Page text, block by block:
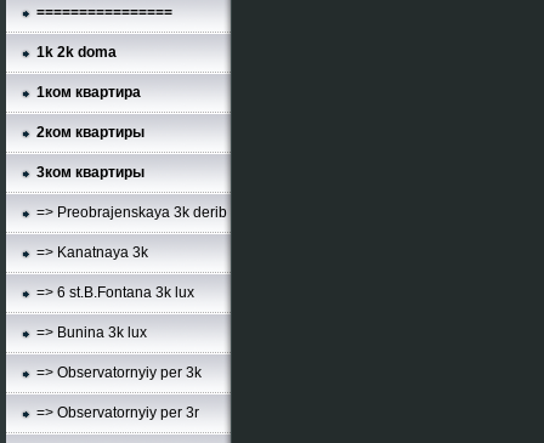
================
1k 2k doma
1ком квартира
2ком квартиры
3ком квартиры
=> Preobrajenskaya 3k derib
=> Kanatnaya 3k
=> 6 st.B.Fontana 3k lux
=> Bunina 3k lux
=> Observatornyiy per 3k
=> Observatornyiy per 3r